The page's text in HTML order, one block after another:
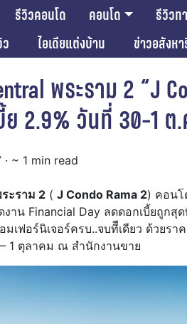
รีวิวคอนโด คอนโด รีวิวท
ไอเดียแต่งบ้าน ข่าวอสังห
พระราม 2 “J
2.9% วันที่ 30-1 ต
· ~ 1 min read
ะราม 2 ( J Condo Rama 2) คอนโ
าน Financial Day ลดดอกเบี้ยถูกสุ
เฟอร์นิเจอร์ครบ..จบทีีเดียว ด้วยรา
1 ตุลาคม ณ สำนักงานขาย